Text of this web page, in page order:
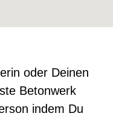
oder Deinen
Betonwerk
indem Du